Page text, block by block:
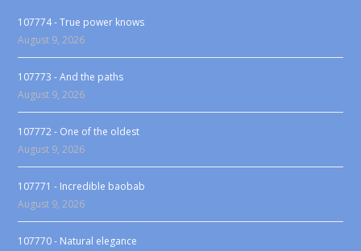
107774 - True power knows
August 9, 2026
107773 - And the paths
August 9, 2026
107772 - One of the oldest
August 9, 2026
107771 - Incredible baobab
August 9, 2026
107770 - Natural elegance